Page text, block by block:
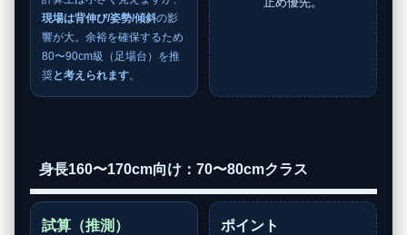
現場は背伸び/姿勢/傾斜の影
響が大。余裕を確保するため
80〜90cm級（足場台）を推
奨と考えられます。
身長160〜170cm向け：70〜80cmクラス
試算（推測） ポイント